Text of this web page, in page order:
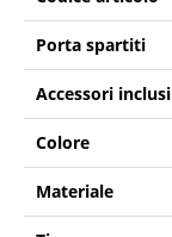
Porta spartiti
Accessori inclusi
Colore
Materiale